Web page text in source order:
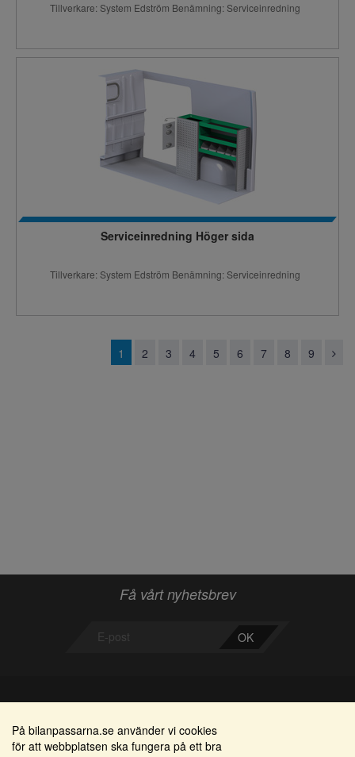
Tillverkare: System Edström Benämning: Serviceinredning
Serviceinredning Höger sida
Tillverkare: System Edström Benämning: Serviceinredning
1 2 3 4 5 6 7 8 9
Få vårt nyhetsbrev
OK
Bilanpassarna Områden
På bilanpassarna.se använder vi cookies
för att webbplatsen ska fungera på ett bra